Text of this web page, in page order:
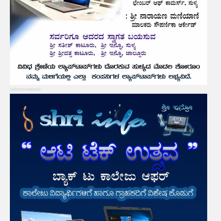
Advertisement